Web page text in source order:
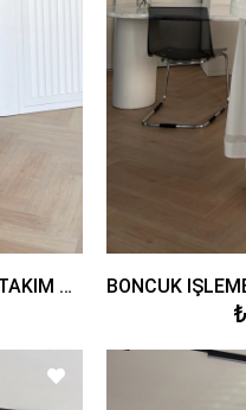
DENİM TENSEL GÖMLEK ŞORT TAKIM KOYU MAVİ